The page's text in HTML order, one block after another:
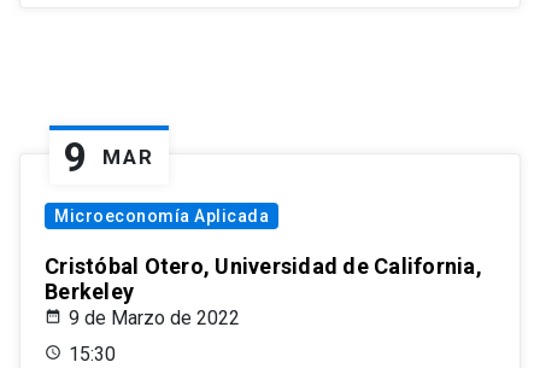
9 MAR
Microeconomía Aplicada
Cristóbal Otero, Universidad de California,
Berkeley
9 de Marzo de 2022
15:30